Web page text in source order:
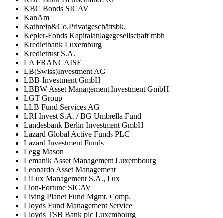
KBC Bonds SICAV
KanAm
Kathrein&Co.Privatgeschäftsbk.
Kepler-Fonds Kapitalanlagegesellschaft mbh
Kredietbank Luxemburg
Kredietrust S.A.
LA FRANCAISE
LB(Swiss)Investment AG
LBB-Investment GmbH
LBBW Asset Management Investment GmbH
LGT Group
LLB Fund Services AG
LRI Invest S.A. / BG Umbrella Fund
Landesbank Berlin Investment GmbH
Lazard Global Active Funds PLC
Lazard Investment Funds
Legg Mason
Lemanik Asset Management Luxembourg
Leonardo Asset Management
LiLux Management S.A., Lux
Lion-Fortune SICAV
Living Planet Fund Mgmt. Comp.
Lloyds Fund Management Service
Lloyds TSB Bank plc Luxembourg